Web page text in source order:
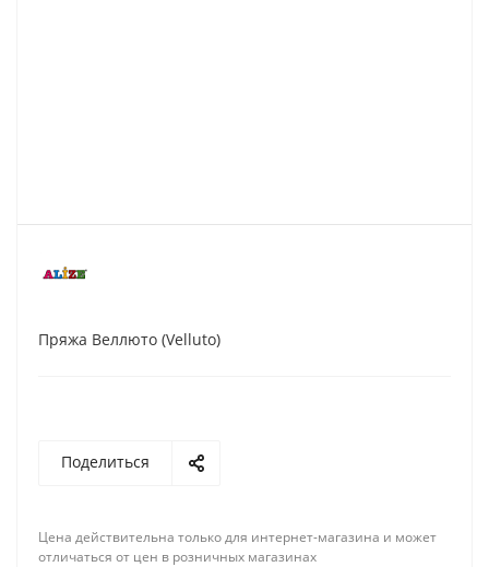
Пряжа Веллюто (Velluto)
Поделиться
Цена действительна только для интернет-магазина и может
отличаться от цен в розничных магазинах